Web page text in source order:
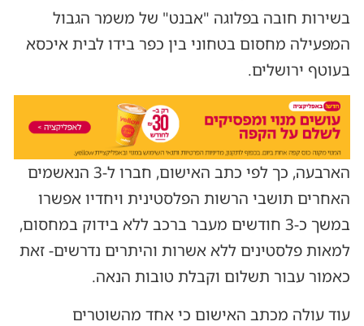
בשירות חובה בפלוגה "אבנט" של משמר הגבול
המפעילה מחסום בטחוני בין כפר בידו לבית איכסא
בעוטף ירושלים.
הארבעה, כך לפי כתב האישום, חברו ל-3 הנאשמים
האחרים תושבי הרשות הפלסטינית ויחדיו אפשרו
במשך כ-3 חודשים מעבר ברכב ללא בידוק במחסום,
למאות פלסטינים ללא אשרות והיתרים נדרשים- זאת
כאמור עבור תשלום וקבלת טובות הנאה.
עוד עולה מכתב האישום כי אחד מהשוטרים